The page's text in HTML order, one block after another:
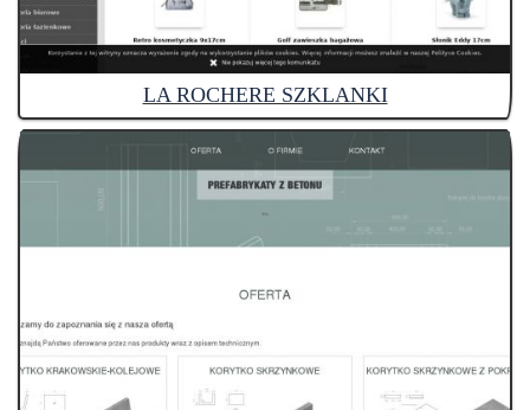
LA ROCHERE SZKLANKI